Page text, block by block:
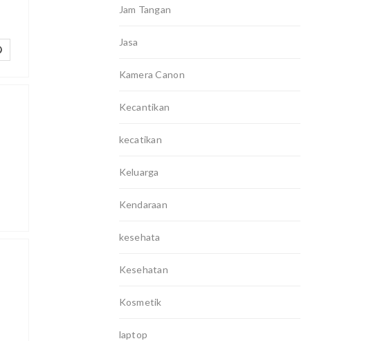
Jam Tangan
Jasa
Kamera Canon
Kecantikan
kecatikan
Keluarga
Kendaraan
kesehata
Kesehatan
Kosmetik
laptop